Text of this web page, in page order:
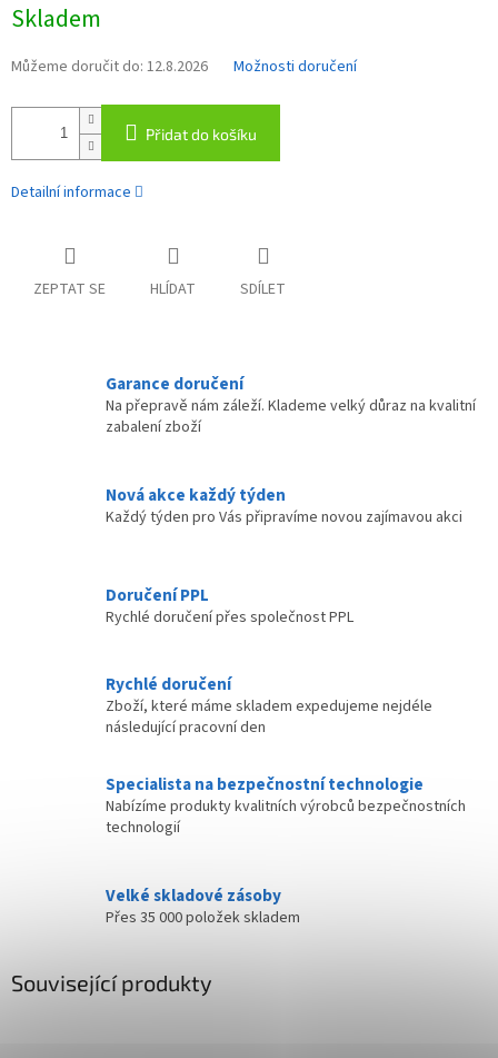
cena:
Skladem
Můžeme doručit do: 12.8.2026 Možnosti doručení
Přidat do košíku
Detailní informace
ZEPTAT SE HLÍDAT SDÍLET
Garance doručení
Na přepravě nám záleží. Klademe velký důraz na kvalitní
zabalení zboží
Nová akce každý týden
Každý týden pro Vás připravíme novou zajímavou akci
Doručení PPL
Rychlé doručení přes společnost PPL
Rychlé doručení
Zboží, které máme skladem expedujeme nejdéle
následující pracovní den
Specialista na bezpečnostní technologie
Nabízíme produkty kvalitních výrobců bezpečnostních
technologií
Velké skladové zásoby
Přes 35 000 položek skladem
Související produkty